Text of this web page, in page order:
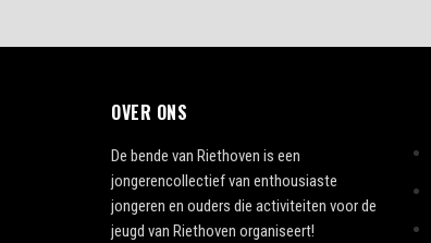
OVER ONS
De bende van Riethoven is een
jongerencollectief van enthousiaste
jongeren en ouders die activiteiten voor de
jeugd van Riethoven organiseert!